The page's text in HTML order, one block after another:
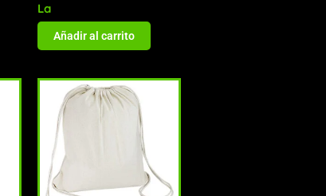
La
Añadir al carrito